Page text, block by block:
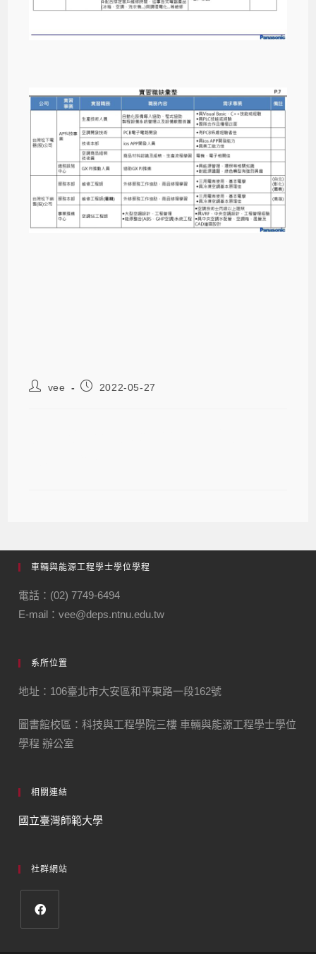
vee 2022-05-27
車輛與能源工程學士學位學程
電話：(02) 7749-6494
E-mail：vee@deps.ntnu.edu.tw
系所位置
地址：106臺北市大安區和平東路一段162號
圖書館校區：科技與工程學院三樓 車輛與能源工程學士學位
學程 辦公室
相關連結
國立臺灣師範大學
社群網站